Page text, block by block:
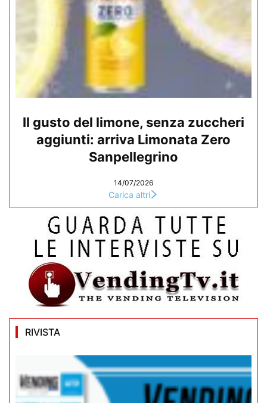
Il gusto del limone, senza zuccheri
aggiunti: arriva Limonata Zero
Sanpellegrino
14/07/2026
Carica altri
RIVISTA